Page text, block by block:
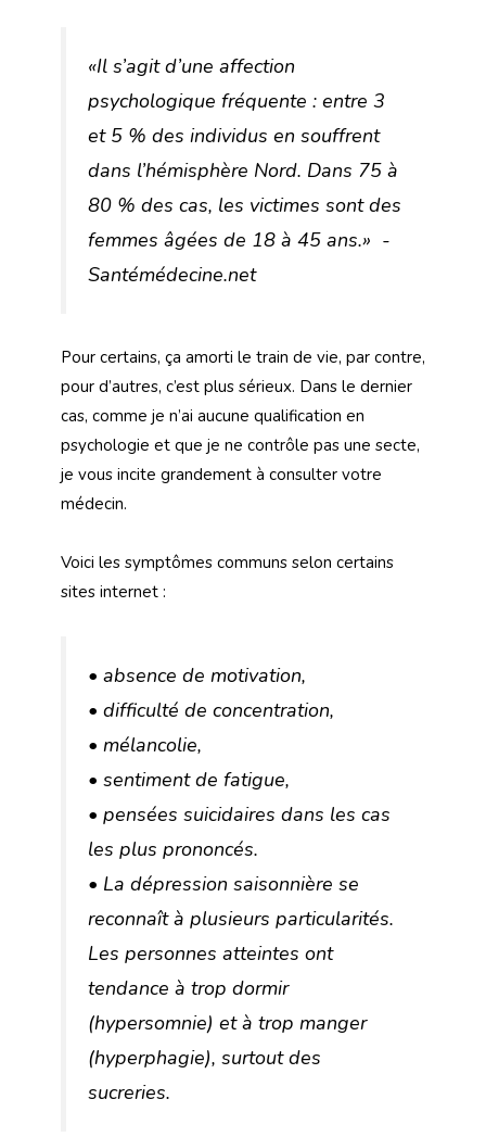
«Il s’agit d’une affection
psychologique fréquente : entre 3
et 5 % des individus en souffrent
dans l’hémisphère Nord. Dans 75 à
80 % des cas, les victimes sont des
femmes âgées de 18 à 45 ans.» -
Santémédecine.net
Pour certains, ça amorti le train de vie, par contre,
pour d’autres, c’est plus sérieux. Dans le dernier
cas, comme je n’ai aucune qualification en
psychologie et que je ne contrôle pas une secte,
je vous incite grandement à consulter votre
médecin.
Voici les symptômes communs selon certains
sites internet :
• absence de motivation,
• difficulté de concentration,
• mélancolie,
• sentiment de fatigue,
• pensées suicidaires dans les cas
les plus prononcés.
• La dépression saisonnière se
reconnaît à plusieurs particularités.
Les personnes atteintes ont
tendance à trop dormir
(hypersomnie) et à trop manger
(hyperphagie), surtout des
sucreries.